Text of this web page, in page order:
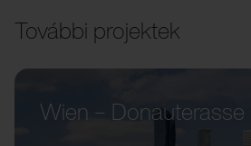
További projektek
Wien – Donauterasse